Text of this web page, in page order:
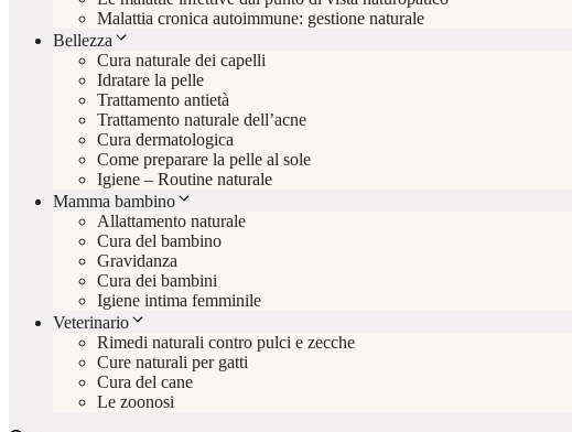
Malattia cronica autoimmune: gestione naturale
Bellezza
Cura naturale dei capelli
Idratare la pelle
Trattamento antietà
Trattamento naturale dell’acne
Cura dermatologica
Come preparare la pelle al sole
Igiene – Routine naturale
Mamma bambino
Allattamento naturale
Cura del bambino
Gravidanza
Cura dei bambini
Igiene intima femminile
Veterinario
Rimedi naturali contro pulci e zecche
Cure naturali per gatti
Cura del cane
Le zoonosi